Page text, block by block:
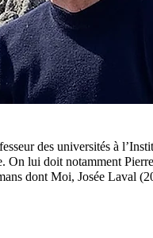
des universités à
On lui doit notamment
dont Moi, Josée Laval